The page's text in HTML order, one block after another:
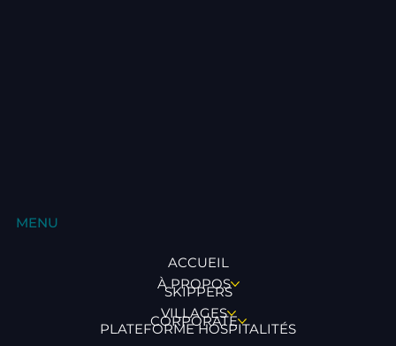
MENU
ACCUEIL
À PROPOS
SKIPPERS
VILLAGES
CORPORATE
PLATEFORME HOSPITALITÉS